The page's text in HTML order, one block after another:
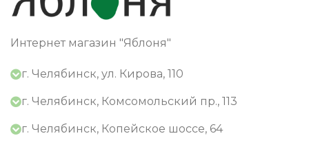
Интернет магазин "Яблоня"
г. Челябинск, ул. Кирова, 110
г. Челябинск, Комсомольский пр., 113
г. Челябинск, Копейское шоссе, 64